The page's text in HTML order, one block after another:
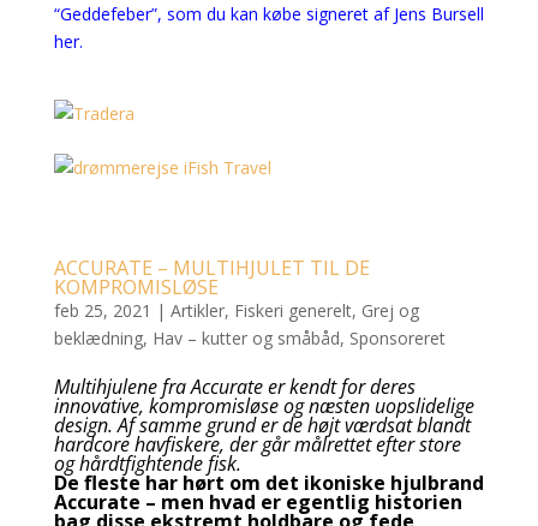
“Geddefeber”, som du kan købe signeret af Jens Bursell
her.
ACCURATE – MULTIHJULET TIL DE
KOMPROMISLØSE
feb 25, 2021 | Artikler, Fiskeri generelt, Grej og
beklædning, Hav – kutter og småbåd, Sponsoreret
Multihjulene fra Accurate er kendt for deres
innovative, kompromisløse og næsten uopslidelige
design. Af samme grund er de højt værdsat blandt
hardcore havfiskere, der går målrettet efter store
og hårdtfightende fisk.
De fleste har hørt om det ikoniske hjulbrand
Accurate – men hvad er egentlig historien